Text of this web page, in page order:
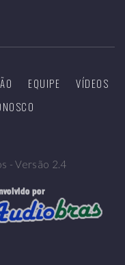
EQUIPE
VÍDEOS
- Versão 2.4